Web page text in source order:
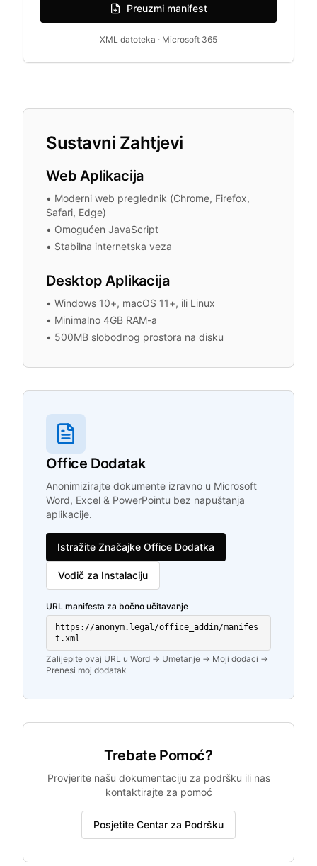
Preuzmi manifest
XML datoteka · Microsoft 365
Sustavni Zahtjevi
Web Aplikacija
• Moderni web preglednik (Chrome, Firefox,
Safari, Edge)
• Omogućen JavaScript
• Stabilna internetska veza
Desktop Aplikacija
• Windows 10+, macOS 11+, ili Linux
• Minimalno 4GB RAM-a
• 500MB slobodnog prostora na disku
Office Dodatak
Anonimizirajte dokumente izravno u Microsoft
Word, Excel & PowerPointu bez napuštanja
aplikacije.
Istražite Značajke Office Dodatka
Vodič za Instalaciju
URL manifesta za bočno učitavanje
https://anonym.legal/office_addin/manifes
t.xml
Zalijepite ovaj URL u Word → Umetanje → Moji dodaci →
Prenesi moj dodatak
Trebate Pomoć?
Provjerite našu dokumentaciju za podršku ili nas
kontaktirajte za pomoć
Posjetite Centar za Podršku